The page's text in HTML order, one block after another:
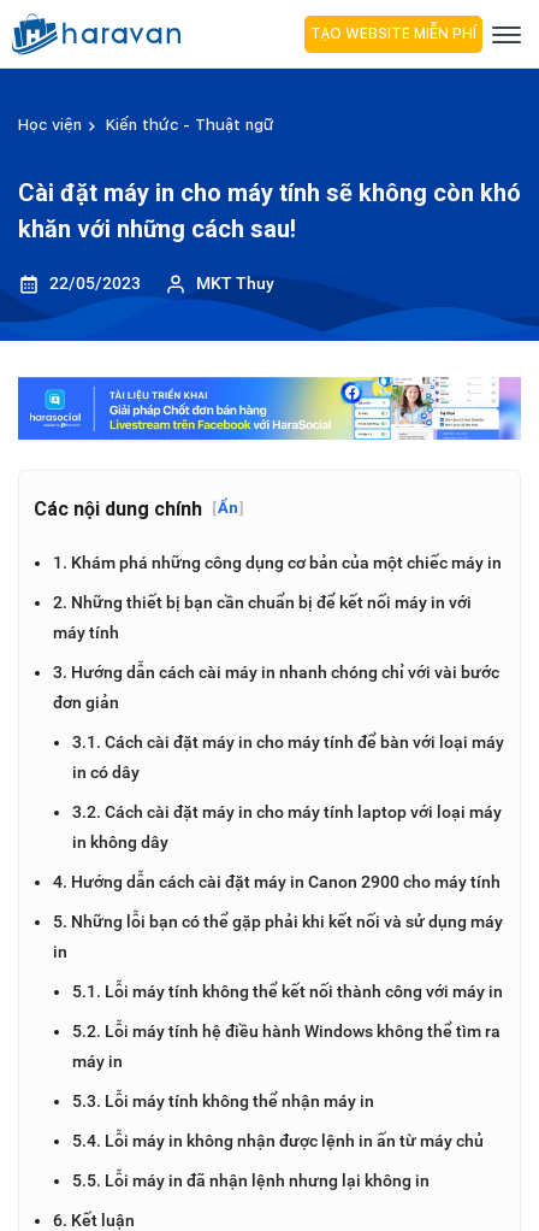
TẠO WEBSITE MIỄN PHÍ
Học viện Kiến thức - Thuật ngữ
Cài đặt máy in cho máy tính sẽ không còn khó
khăn với những cách sau!
22/05/2023 MKT Thuy
Các nội dung chính [Ẩn]
1. Khám phá những công dụng cơ bản của một chiếc máy in
2. Những thiết bị bạn cần chuẩn bị để kết nối máy in với
máy tính
3. Hướng dẫn cách cài máy in nhanh chóng chỉ với vài bước
đơn giản
3.1. Cách cài đặt máy in cho máy tính để bàn với loại máy
in có dây
3.2. Cách cài đặt máy in cho máy tính laptop với loại máy
in không dây
4. Hướng dẫn cách cài đặt máy in Canon 2900 cho máy tính
5. Những lỗi bạn có thể gặp phải khi kết nối và sử dụng máy
in
5.1. Lỗi máy tính không thể kết nối thành công với máy in
5.2. Lỗi máy tính hệ điều hành Windows không thể tìm ra
máy in
5.3. Lỗi máy tính không thể nhận máy in
5.4. Lỗi máy in không nhận được lệnh in ấn từ máy chủ
5.5. Lỗi máy in đã nhận lệnh nhưng lại không in
6. Kết luận